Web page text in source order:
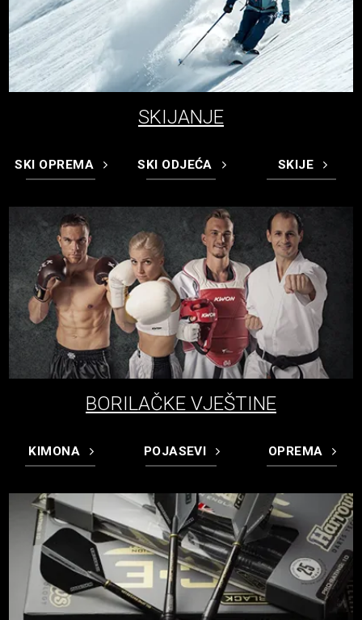
SKIJANJE
SKI OPREMA SKI ODJEĆA SKIJE
BORILAČKE VJEŠTINE
KIMONA POJASEVI OPREMA